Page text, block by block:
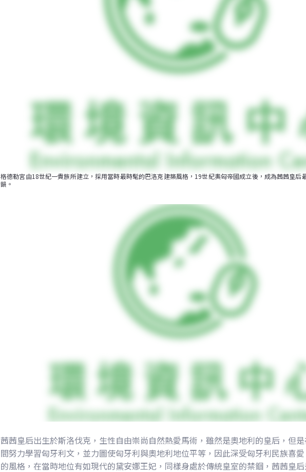
格德勒宮由18世紀一貴族所建立，採用當時最時髦的巴洛克建築風格，19世紀奧匈帝國成立後，成為茜茜皇后
韻。
茜茜皇后出生於斯洛伐克，生性自由崇尚自然熱愛馬術，雖然是奧地利的皇后，但
間努力學習匈牙利文，並力圖使匈牙利與奧地利地位平等，因此深受匈牙利民族喜
的風格，在當時地位有如現代的黛安娜王妃，同樣身處於傳統皇室的禁錮，茜茜皇